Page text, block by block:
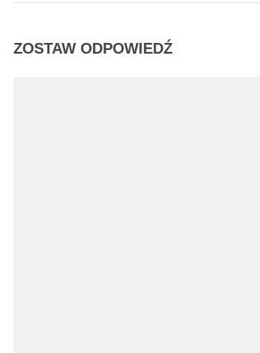
ZOSTAW ODPOWIEDŹ